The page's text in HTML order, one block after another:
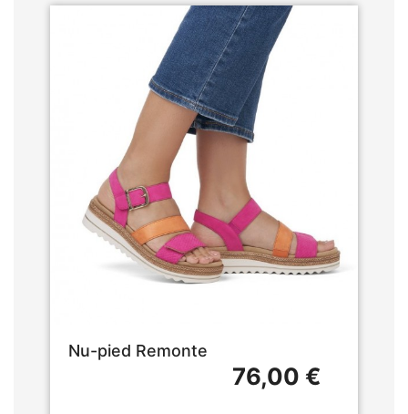
Nu-pied Remonte
76,00 €